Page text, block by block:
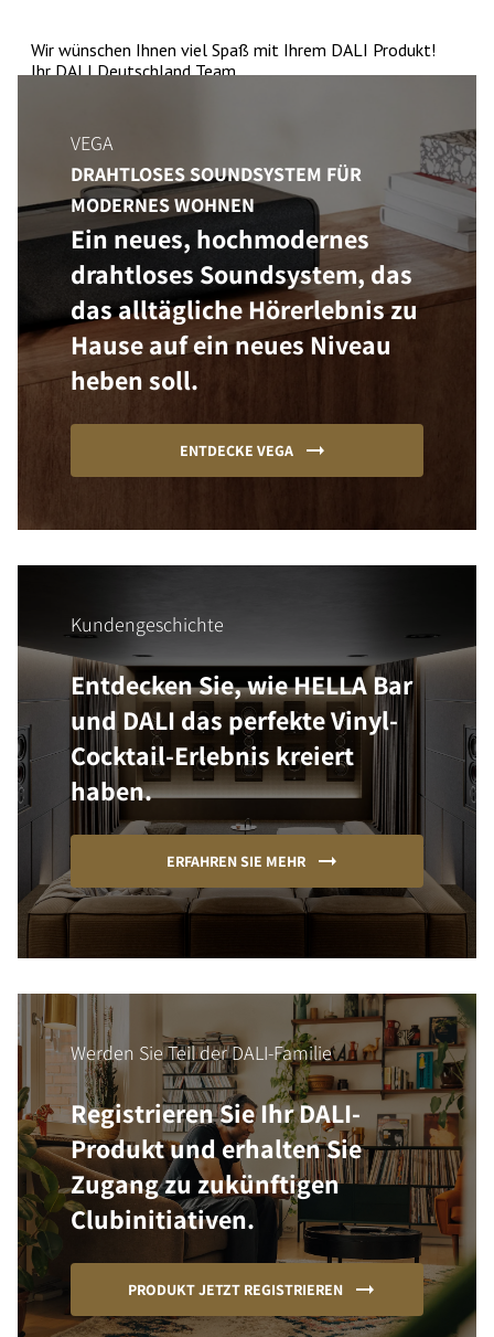
VEGA
DRAHTLOSES SOUNDSYSTEM FÜR
MODERNES WOHNEN
Ein neues, hochmodernes
drahtloses Soundsystem, das
das alltägliche Hörerlebnis zu
Hause auf ein neues Niveau
heben soll.
ENTDECKE VEGA
Kundengeschichte
Entdecken Sie, wie HELLA Bar
und DALI das perfekte Vinyl-
Cocktail-Erlebnis kreiert
haben.
ERFAHREN SIE MEHR
Werden Sie Teil der DALI-Familie
Registrieren Sie Ihr DALI-
Produkt und erhalten Sie
Zugang zu zukünftigen
Clubinitiativen.
PRODUKT JETZT REGISTRIEREN